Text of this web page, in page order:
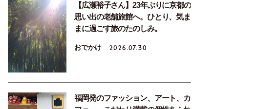
【広瀬裕子さん】23年ぶりに京都の
思い出の老舗旅館へ。ひとり、気ま
まに過ごす旅のたのしみ。
おでかけ 2026.07.30
福岡発のファッション、アート、カ